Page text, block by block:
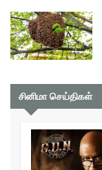
சினிமா செய்திகள்